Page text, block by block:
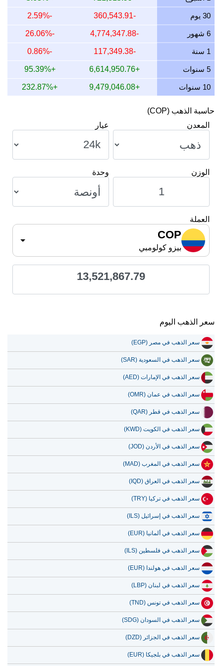
11 يوليو 2026
10 يوليو 2026
9 يوليو 2026
8 يوليو 2026
30 يوم -360,543.91
-2.59%
6 شهور -4,774,347.88
-26.06%
1 سنة -117,349.38
-0.86%
5 سنوات +6,614,950.76
+95.39%
10 سنوات +9,479,046.08
+232.87%
حاسبة الذهب (COP)
المعدن
عيار
الوزن وحدة
العملة
COP
بيزو كولومبي
13,521,867.79
سعر الذهب اليوم
سعر الذهب في مصر (EGP)
سعر الذهب في السعودية (SAR)
سعر الذهب في الإمارات (AED)
سعر الذهب في عمان (OMR)
سعر الذهب في قطر (QAR)
سعر الذهب في الكويت (KWD)
سعر الذهب في الأردن (JOD)
سعر الذهب في المغرب (MAD)
سعر الذهب في العراق (IQD)
سعر الذهب في تركيا (TRY)
سعر الذهب في إسرائيل (ILS)
سعر الذهب في ألمانيا (EUR)
سعر الذهب في فلسطين (ILS)
سعر الذهب في هولندا (EUR)
سعر الذهب في لبنان (LBP)
سعر الذهب في تونس (TND)
سعر الذهب في السودان (SDG)
سعر الذهب في الجزائر (DZD)
سعر الذهب في بلجيكا (EUR)